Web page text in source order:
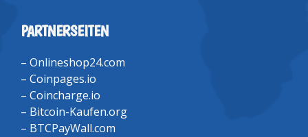
PARTNERSEITEN
– Onlineshop24.com
– Coinpages.io
– Coincharge.io
– Bitcoin-Kaufen.org
– BTCPayWall.com